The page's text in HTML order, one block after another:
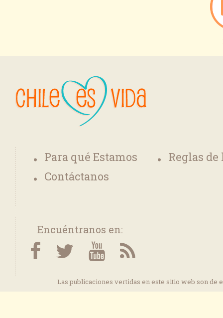
Para qué Estamos
Reglas
Contáctanos
Encuéntranos en:
Las publicaciones vertidas en este sitio web son de